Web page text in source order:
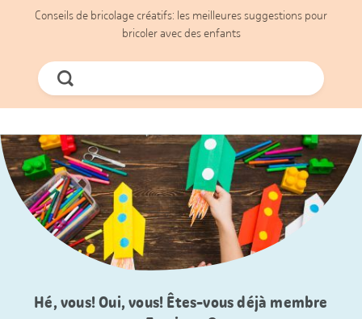
Conseils de bricolage créatifs: les meilleures suggestions pour
bricoler avec des enfants
Chercher
Hé, vous! Oui, vous! Êtes-vous déjà membre